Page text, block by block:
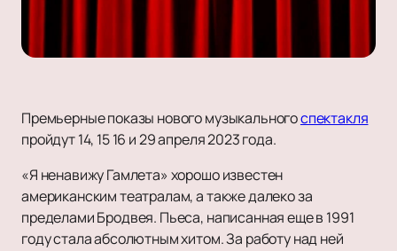
Премьерные показы нового музыкальногоспектакля
пройдут 14, 15 16 и 29 апреля 2023 года.
«Я ненавижу Гамлета» хорошо известен
американским театралам, а также далеко за
пределами Бродвея. Пьеса, написанная еще в 1991
году стала абсолютным хитом. За работу над ней